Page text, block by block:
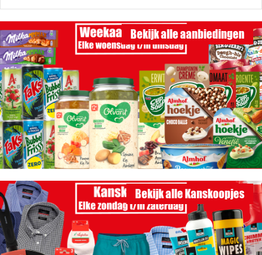
Bekijk alle aanbiedingen
Bekijk alle Kanskoopjes